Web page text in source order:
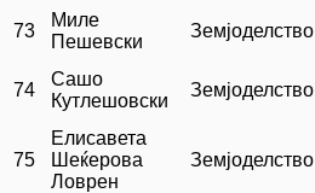
73
Миле
Пешевски
Земјоделство
74
Сашо
Кутлешовски
Земјоделство
75
Елисавета
Шеќерова
Ловрен
Земјоделство